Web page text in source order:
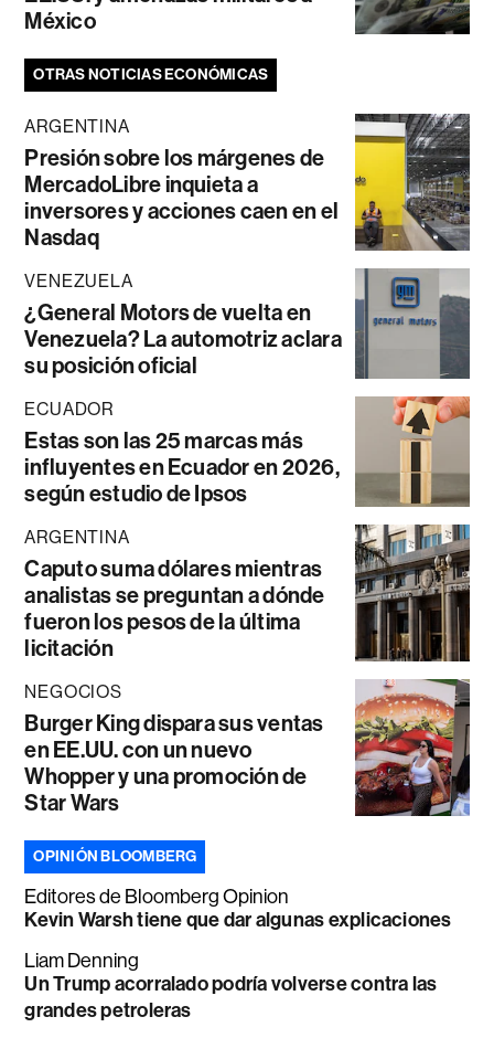
México
OTRAS NOTICIAS ECONÓMICAS
ARGENTINA
Presión sobre los márgenes de
MercadoLibre inquieta a
inversores y acciones caen en el
Nasdaq
VENEZUELA
¿General Motors de vuelta en
Venezuela? La automotriz aclara
su posición oficial
ECUADOR
Estas son las 25 marcas más
influyentes en Ecuador en 2026,
según estudio de Ipsos
ARGENTINA
Caputo suma dólares mientras
analistas se preguntan a dónde
fueron los pesos de la última
licitación
NEGOCIOS
Burger King dispara sus ventas
en EE.UU. con un nuevo
Whopper y una promoción de
Star Wars
OPINIÓN BLOOMBERG
Editores de Bloomberg Opinion
Kevin Warsh tiene que dar algunas explicaciones
Liam Denning
Un Trump acorralado podría volverse contra las
grandes petroleras